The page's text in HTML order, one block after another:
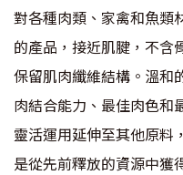
對各種肉類、家禽和魚類
的產品，接近肌腱，不含
保留肌肉纖維結構。溫和
肉結合能力、最佳肉色和
靈活運用延伸至其他原料
是從先前釋放的資源中獲